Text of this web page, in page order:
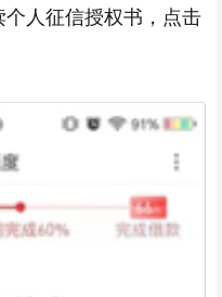
人征信授权书，点击